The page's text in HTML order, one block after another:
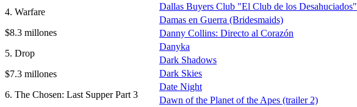
4. Warfare
$8.3 millones
5. Drop
$7.3 millones
6. The Chosen: Last Supper Part 3
Dallas Buyers Club "El Club de los Desahuciados"
Damas en Guerra (Bridesmaids)
Danny Collins: Directo al Corazón
Danyka
Dark Shadows
Dark Skies
Date Night
Dawn of the Planet of the Apes (trailer 2)